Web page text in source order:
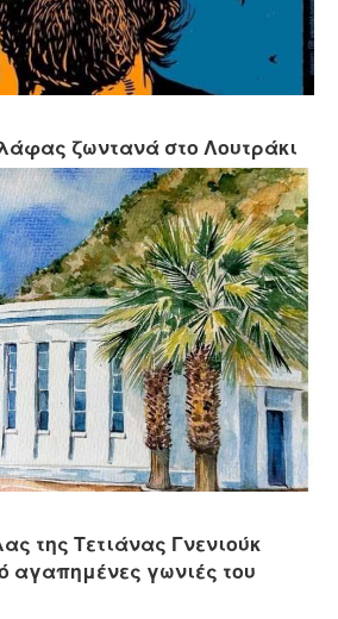
ζωντανά στο Λουτράκι
της Τετιάνας Γνενιούκ
αγαπημένες γωνιές του